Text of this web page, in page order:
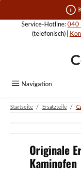
Zum Hauptinhalt springen
Service-Hotline: 040
(telefonisch) |
Navigation
Startseite / Ersatzteile /
Originale
Kaminofen